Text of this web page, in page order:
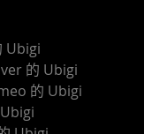
Ubigi
的 Ubigi
的 Ubigi